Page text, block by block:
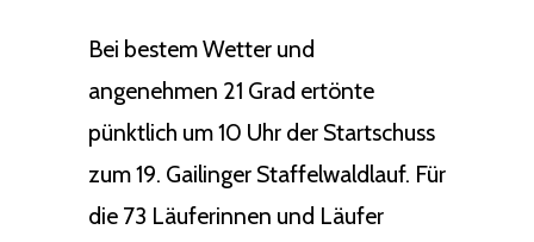
Bei bestem Wetter und
angenehmen 21 Grad ertönte
pünktlich um 10 Uhr der Startschuss
zum 19. Gailinger Staffelwaldlauf. Für
die 73 Läuferinnen und Läufer